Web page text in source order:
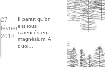
27
février
2018
Il paraît qu'on
est tous
carencés en
magnésium. A
quoi…